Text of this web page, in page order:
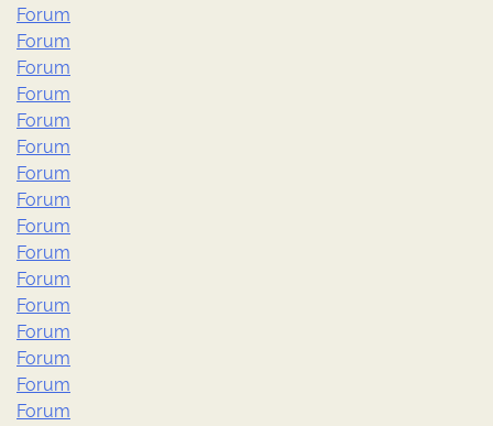
Forum
Forum
Forum
Forum
Forum
Forum
Forum
Forum
Forum
Forum
Forum
Forum
Forum
Forum
Forum
Forum